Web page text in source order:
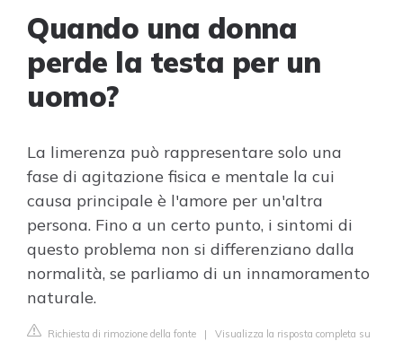
Quando una donna
perde la testa per un
uomo?
La limerenza può rappresentare solo una
fase di agitazione fisica e mentale la cui
causa principale è l'amore per un'altra
persona. Fino a un certo punto, i sintomi di
questo problema non si differenziano dalla
normalità, se parliamo di un innamoramento
naturale.
Richiesta di rimozione della fonte | Visualizza la risposta completa su